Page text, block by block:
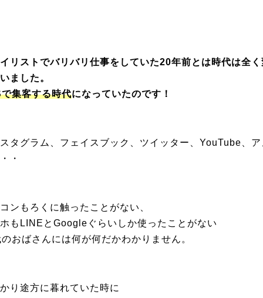
リストでバリバリ仕事をしていた20年前とは時代は全
ました。
集客する時代になっていたのです！
タグラム、フェイスブック、ツイッター、YouTube、
・
ンもろくに触ったことがない、
もLINEとGoogleぐらいしか使ったことがない
おばさんには何が何だかわかりません。
り途方に暮れていた時に